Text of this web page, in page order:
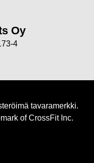
Oy
4
tavaramerkki.
of CrossFit Inc.